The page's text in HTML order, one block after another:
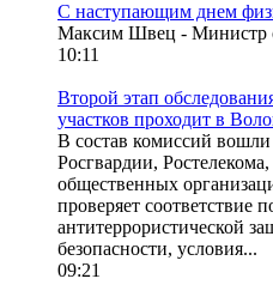
С наступающим днем
Максим Швец - Министр
10:11
Второй этап
участков проходит в
В состав комиссий
Росгвардии,
общественных
проверяет соответствие
антитеррористической
безопасности, условия...
09:21